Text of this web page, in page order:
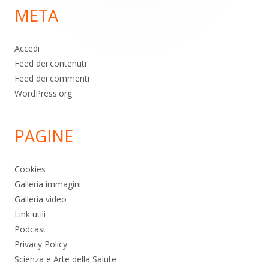
pagina
META
Accedi
Feed dei contenuti
Feed dei commenti
WordPress.org
PAGINE
Cookies
Galleria immagini
Galleria video
Link utili
Podcast
Privacy Policy
Scienza e Arte della Salute